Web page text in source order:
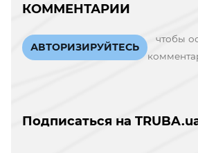
КОММЕНТАРИИ
АВТОРИЗИРУЙТЕСЬ
чтобы
Подписаться на